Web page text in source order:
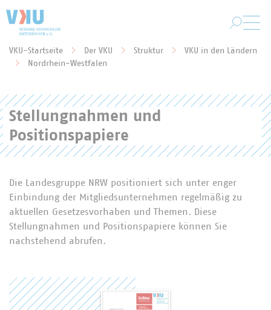
Sie befinden sich hier:
VKU-Startseite Der VKU Struktur
VKU in den Ländern
Nordrhein-Westfalen
Stellungnahmen und
Positionspapiere
Die Landesgruppe NRW positioniert sich unter enger
Einbindung der Mitgliedsunternehmen regelmäßig zu
aktuellen Gesetzesvorhaben und Themen. Diese
Stellungnahmen und Positionspapiere können Sie
nachstehend abrufen.